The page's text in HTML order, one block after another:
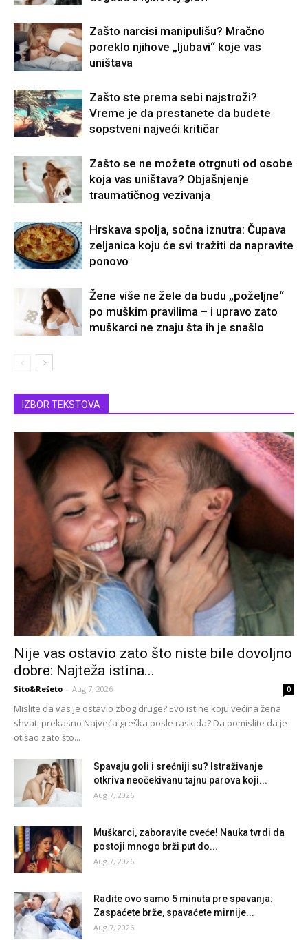
Zašto narcisi manipulišu? Mračno
poreklo njihove „ljubavi“ koje vas
uništava
Zašto ste prema sebi najstroži?
Vreme je da prestanete da budete
sopstveni najveći kritičar
Zašto se ne možete otrgnuti od osobe
koja vas uništava? Objašnjenje
traumatičnog vezivanja
Hrskava spolja, sočna iznutra: Čupava
zeljanica koju će svi tražiti da napravite
ponovo
Žene više ne žele da budu „poželjne“
po muškim pravilima – i upravo zato
muškarci ne znaju šta ih je snašlo
IZBOR TEKSTOVA
Nije vas ostavio zato što niste bile dovoljno
dobre: Najteža istina...
Sito&Rešeto - Aug 7, 2026 0
Mislite da vas je ostavio zbog druge? Evo istine koju većina žena
shvati prekasno Najveća greška posle raskida? Da pomislite da je
otišao zato što...
Spavaju goli i srećniji su? Istraživanje
otkriva neočekivanu tajnu parova koji...
Aug 7, 2026
Muškarci, zaboravite cveće! Nauka tvrdi da
postoji mnogo brži put do...
Aug 7, 2026
Radite ovo samo 5 minuta pre spavanja:
Zaspaćete brže, spavaćete mirnije...
Aug 7, 2026